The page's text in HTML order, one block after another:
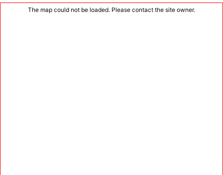
The map could not be loaded. Please contact the site owner.